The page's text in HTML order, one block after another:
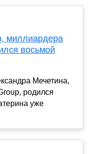
миллиардера
восьмой
Мечетина,
родился
уже